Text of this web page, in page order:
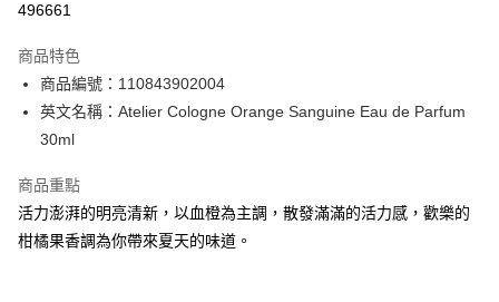
PayMe
WeChat Pay
送貨方式
順豐自助櫃 - 確認發貨後1-3個工作天送達
496661
商品特色
商品編號：110843902004
英文名稱：Atelier Cologne Orange Sanguine Eau de Parfum
30ml
商品重點
活力澎湃的明亮清新，以血橙為主調，散發滿滿的活力感，歡樂的
柑橘果香調為你帶來夏天的味道。